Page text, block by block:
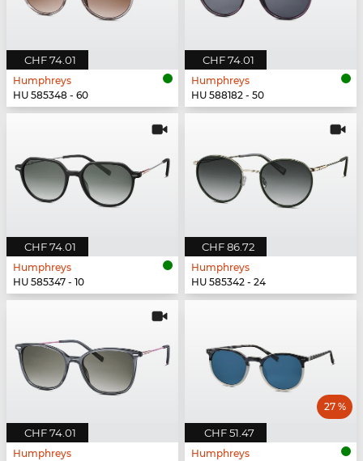
CHF 74.01
Humphreys
HU 585348 - 60
CHF 74.01
Humphreys
HU 588182 - 50
CHF 74.01
Humphreys
HU 585347 - 10
CHF 86.72
Humphreys
HU 585342 - 24
CHF 74.01
Humphreys
CHF 51.47
27 %
Humphreys